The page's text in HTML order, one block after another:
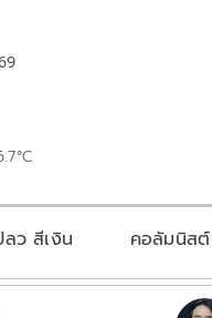
ลว สีเงิน คอลัมนิสต์